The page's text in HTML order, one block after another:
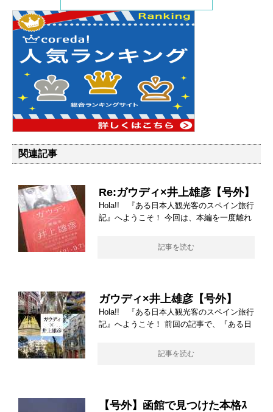
関連記事
Re:ガウディ×井上雄彦【号外】
Hola!! 『ある日本人観光客のスペイン旅行
記』へようこそ！ 今回は、本編を一度離れ
記事を読む
ガウディ×井上雄彦【号外】
Hola!! 『ある日本人観光客のスペイン旅行
記』へようこそ！ 前回の記事で、『ある日
記事を読む
【号外】函館で見つけた本格ｽ